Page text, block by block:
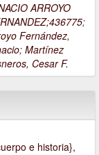
ARROYO
;
Fernández,
; Martínez
Cesar F.
e historia},